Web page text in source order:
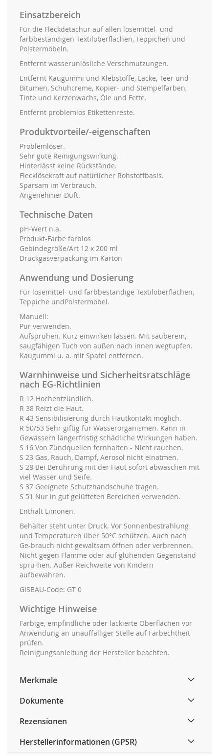
Einsatzbereich
Für die Fleckdetachur auf allen lösemittel- und
farbbeständigen Textiloberflächen, Teppichen und
Polstermöbeln.
Entfernt wasserunlösliche Verschmutzungen.
Entfernt Kaugummi und Klebstoffe, Lacke, Teer und
Bitumen, Schuhcreme, Kopier- und Stempelfarben,
Tinte und Kerzenwachs, Öle und Fette.
Entfernt problemlos Etikettenreste.
Produktvorteile/-eigenschaften
Problemlöser.
Sehr gute Reinigungswirkung.
Hinterlässt keine Rückstände.
Flecklösekraft auf natürlicher Rohstoffbasis.
Sparsam im Verbrauch.
Angenehmer Duft.
Technische Daten
pH-Wert n.a.
Produkt-Farbe farblos
Gebindegröße/Art 12 x 200 ml
Druckgasverpackung im Karton
Anwendung und Dosierung
Für lösemittel- und farbbeständige Textiloberflächen,
Teppiche undPolstermöbel.
Manuell:
Pur verwenden.
Aufsprühen. Kurz einwirken lassen. Mit sauberem,
saugfähigen Tuch von außen nach innen wegtupfen.
Kaugummi u. a. mit Spatel entfernen.
Warnhinweise und Sicherheitsratschläge
nach EG-Richtlinien
R 12 Hochentzündlich.
R 38 Reizt die Haut.
R 43 Sensibilisierung durch Hautkontakt möglich.
R 50/53 Sehr giftig für Wasserorganismen. Kann in
Gewässern längerfristig schädliche Wirkungen haben.
S 16 Von Zündquellen fernhalten - Nicht rauchen.
S 23 Gas, Rauch, Dampf, Aerosol nicht einatmen.
S 28 Bei Berührung mit der Haut sofort abwaschen mit
viel Wasser und Seife.
S 37 Geeignete Schutzhandschuhe tragen.
S 51 Nur in gut gelüfteten Bereichen verwenden.
Enthält Limonen.
Behälter steht unter Druck. Vor Sonnenbestrahlung
und Temperaturen über 50°C schützen. Auch nach
Ge-brauch nicht gewaltsam öffnen oder verbrennen.
Nicht gegen Flamme oder auf glühenden Gegenstand
sprü-hen. Außer Reichweite von Kindern
aufbewahren.
GISBAU-Code: GT 0
Wichtige Hinweise
Farbige, empfindliche oder lackierte Oberflächen vor
Anwendung an unauffälliger Stelle auf Farbechtheit
prüfen.
Reinigungsanleitung der Hersteller beachten.
Merkmale
Dokumente
Rezensionen
Herstellerinformationen (GPSR)